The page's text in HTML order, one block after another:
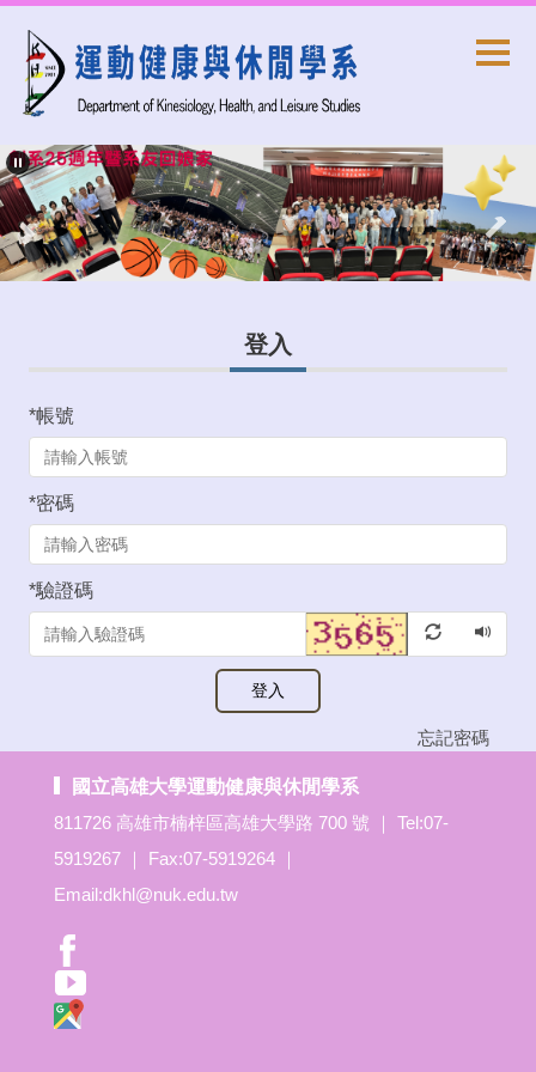
主
要
容
區
登入
*帳號
*密碼
*驗證碼
登入
忘記密碼
國立高雄大學運動健康與休閒學系
811726 高雄市楠梓區高雄大學路 700 號 ｜ Tel:07-
5919267 ｜ Fax:07-5919264 ｜
Email:dkhl@nuk.edu.tw